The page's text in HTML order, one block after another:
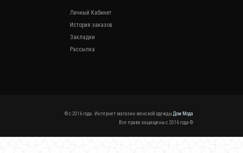
Личный Кабинет
История заказов
Закладки
Рассылка
© c 2016 года. Интернет магазин женской одежды Дом Мода
Все права защищены c 2016 года ©